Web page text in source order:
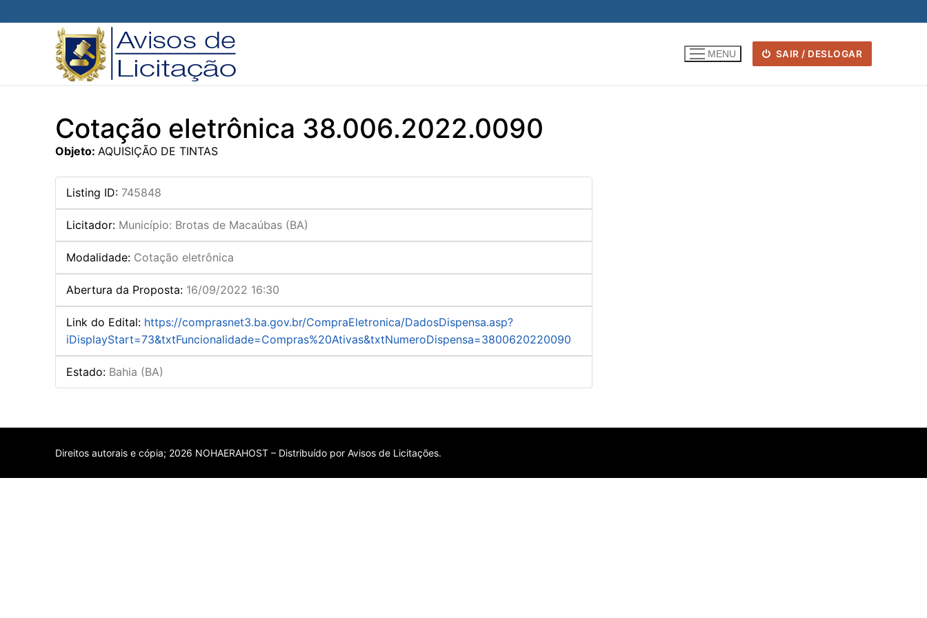
para
MENU SAIR / DESLOGAR
Cotação eletrônica 38.006.2022.0090
Objeto: AQUISIÇÃO DE TINTAS
Listing ID: 745848
Licitador: Município: Brotas de Macaúbas (BA)
Modalidade: Cotação eletrônica
Abertura da Proposta: 16/09/2022 16:30
Link do Edital: https://comprasnet3.ba.gov.br/CompraEletronica/DadosDispensa.asp?
iDisplayStart=73&txtFuncionalidade=Compras%20Ativas&txtNumeroDispensa=3800620220090
Estado: Bahia (BA)
Direitos autorais e cópia; 2026 NOHAERAHOST – Distribuído por Avisos de Licitações.